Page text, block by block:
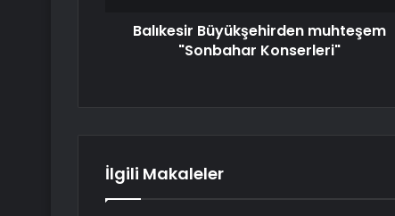
Balıkesir Büyükşehirden muhteşem
"Sonbahar Konserleri"
İlgili Makaleler